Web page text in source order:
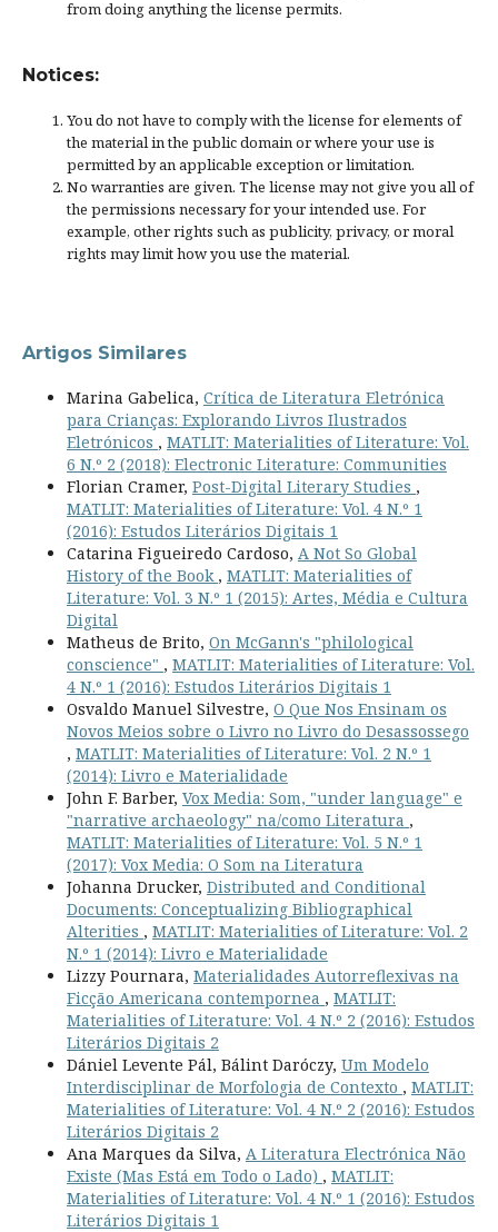
from doing anything the license permits.
Notices:
You do not have to comply with the license for elements of
the material in the public domain or where your use is
permitted by an applicable exception or limitation.
No warranties are given. The license may not give you all of
the permissions necessary for your intended use. For
example, other rights such as publicity, privacy, or moral
rights may limit how you use the material.
Artigos Similares
Marina Gabelica, Crítica de Literatura Eletrónica
para Crianças: Explorando Livros Ilustrados
Eletrónicos , MATLIT: Materialities of Literature: Vol.
6 N.º 2 (2018): Electronic Literature: Communities
Florian Cramer, Post-Digital Literary Studies ,
MATLIT: Materialities of Literature: Vol. 4 N.º 1
(2016): Estudos Literários Digitais 1
Catarina Figueiredo Cardoso, A Not So Global
History of the Book , MATLIT: Materialities of
Literature: Vol. 3 N.º 1 (2015): Artes, Média e Cultura
Digital
Matheus de Brito, On McGann's "philological
conscience" , MATLIT: Materialities of Literature: Vol.
4 N.º 1 (2016): Estudos Literários Digitais 1
Osvaldo Manuel Silvestre, O Que Nos Ensinam os
Novos Meios sobre o Livro no Livro do Desassossego
, MATLIT: Materialities of Literature: Vol. 2 N.º 1
(2014): Livro e Materialidade
John F. Barber, Vox Media: Som, "under language" e
"narrative archaeology" na/como Literatura ,
MATLIT: Materialities of Literature: Vol. 5 N.º 1
(2017): Vox Media: O Som na Literatura
Johanna Drucker, Distributed and Conditional
Documents: Conceptualizing Bibliographical
Alterities , MATLIT: Materialities of Literature: Vol. 2
N.º 1 (2014): Livro e Materialidade
Lizzy Pournara, Materialidades Autorreflexivas na
Ficção Americana contempornea , MATLIT:
Materialities of Literature: Vol. 4 N.º 2 (2016): Estudos
Literários Digitais 2
Dániel Levente Pál, Bálint Daróczy, Um Modelo
Interdisciplinar de Morfologia de Contexto , MATLIT:
Materialities of Literature: Vol. 4 N.º 2 (2016): Estudos
Literários Digitais 2
Ana Marques da Silva, A Literatura Electrónica Não
Existe (Mas Está em Todo o Lado) , MATLIT:
Materialities of Literature: Vol. 4 N.º 1 (2016): Estudos
Literários Digitais 1